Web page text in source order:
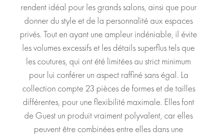
rendent idéal pour les grands salons, ainsi que pour
donner du style et de la personnalité aux espaces
privés. Tout en ayant une ampleur indéniable, il évite
les volumes excessifs et les détails superflus tels que
les coutures, qui ont été limitées au strict minimum
pour lui conférer un aspect raffiné sans égal. La
collection compte 23 pièces de formes et de tailles
différentes, pour une flexibilité maximale. Elles font
de Guest un produit vraiment polyvalent, car elles
peuvent être combinées entre elles dans une